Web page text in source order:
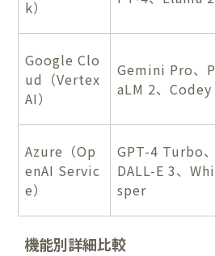
k）
Google Clo
ud（Vertex
AI）
Gemini Pro、P
aLM 2、Codey
Azure（Op
enAI Servic
e）
GPT-4 Turbo、
DALL-E 3、Whi
sper
機能別詳細比較